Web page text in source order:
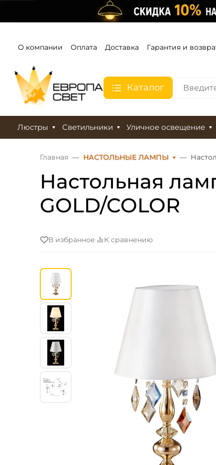
О компании Оплата Доставка Гарантия и
Каталог
Люстры Светильники Уличное освещение
Главная НАСТОЛЬНЫЕ ЛАМПЫ
Настольная
GOLD/COLOR
В избранное К сравнению